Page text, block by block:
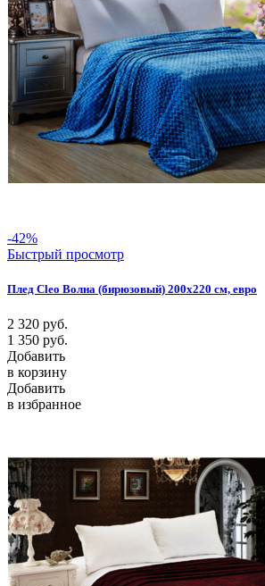
-42%
Быстрый просмотр
Плед Cleo Волна (бирюзовый) 200х220 см, евро
2 320 руб.
1 350 руб.
Добавить
в корзину
Добавить
в избранное